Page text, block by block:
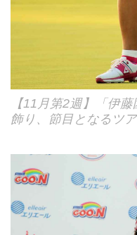
【11月第2週】「伊
飾り、節目となるツ